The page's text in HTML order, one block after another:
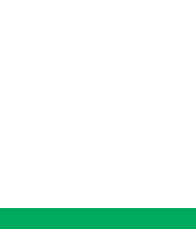
的に管理状況を
保有する個人情